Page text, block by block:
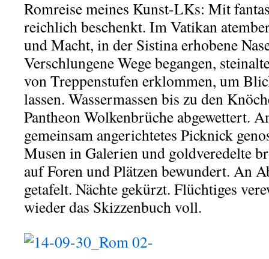
Romreise meines Kunst-LKs: Mit
reichlich beschenkt. Im Vatikan
und Macht, in der Sistina erhobene
Verschlungene Wege begangen,
von Treppenstufen erklommen, um
lassen. Wassermassen bis zu den
Pantheon Wolkenbrüche abgewettert.
gemeinsam angerichtetes Picknick
Musen in Galerien und goldveredelte
auf Foren und Plätzen bewundert. An
getafelt. Nächte gekürzt. Flüchtiges
wieder das Skizzenbuch voll.